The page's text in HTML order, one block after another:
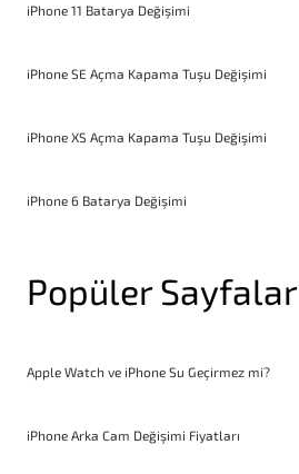
iPhone 11 Batarya Değişimi
iPhone SE Açma Kapama Tuşu Değişimi
iPhone XS Açma Kapama Tuşu Değişimi
iPhone 6 Batarya Değişimi
Popüler Sayfalar
Apple Watch ve iPhone Su Geçirmez mi?
iPhone Arka Cam Değişimi Fiyatları